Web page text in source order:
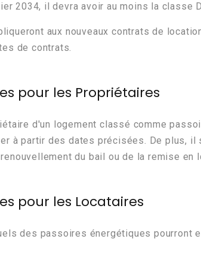
2034, il devra avoir au moins la classe
aux nouveaux contrats de
de contrats.
pour les Propriétaires
d'un logement classé comme
à partir des dates précisées. De plus,
du bail ou de la remise en
pour les Locataires
des passoires énergétiques pourront